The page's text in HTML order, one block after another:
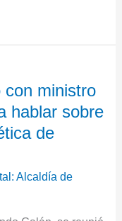
con ministro
hablar sobre
de
Alcaldía de